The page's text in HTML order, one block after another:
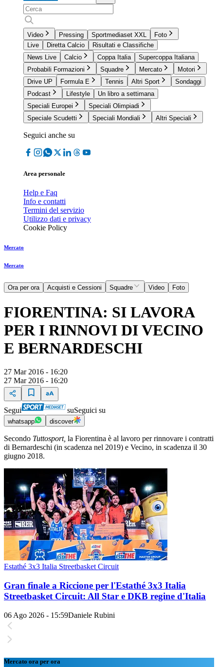
Video Pressing Sportmediaset XXL
Foto
Live
Diretta Calcio
Risultati e Classifiche
News Live
Calcio Coppa Italia
Supercoppa Italiana
Probabili Formazioni
Squadre Mercato
Motori
Drive UP
Formula E Tennis Altri Sport
Sondaggi
Podcast
Lifestyle
Un libro a settimana
Speciali Europei
Speciali Olimpiadi
Speciale Scudetti
Speciali Mondiali Altri Speciali
Seguici anche su
Area personale
Help e Faq
Info e contatti
Termini del servizio
Utilizzo dati e privacy
Cookie Policy
Mercato
Mercato
Ora per ora Acquisti e Cessioni Squadre Video Foto
FIORENTINA: SI LAVORA
PER I RINNOVI DI VECINO
E BERNARDESCHI
27 Mar 2016 - 16:20
27 Mar 2016 - 16:20
Segui suSeguici su
whatsapp discover
Secondo Tuttosport, la Fiorentina è al lavoro per rinnovare i contratti
di Bernardeschi (in scadenza nel 2019) e Vecino, in scadenza il 30
giugno 2018.
Estathé 3x3 Italia Streetbasket Circuit
Gran finale a Riccione per l'Estathé 3x3 Italia
Streetbasket Circuit: All Star e DKB regine d'Italia
06 Ago 2026 - 15:59Daniele Rubini
Mercato ora per ora